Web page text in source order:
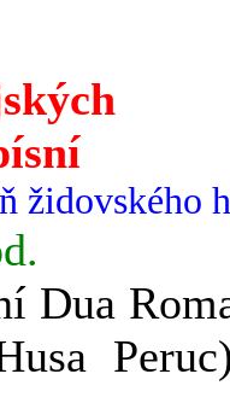
židovského
Dua